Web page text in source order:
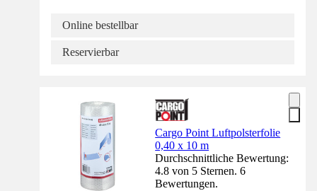
Online bestellbar
Reservierbar
Cargo Point Luftpolsterfolie
0,40 x 10 m
Durchschnittliche Bewertung:
4.8 von 5 Sternen. 6
Bewertungen.